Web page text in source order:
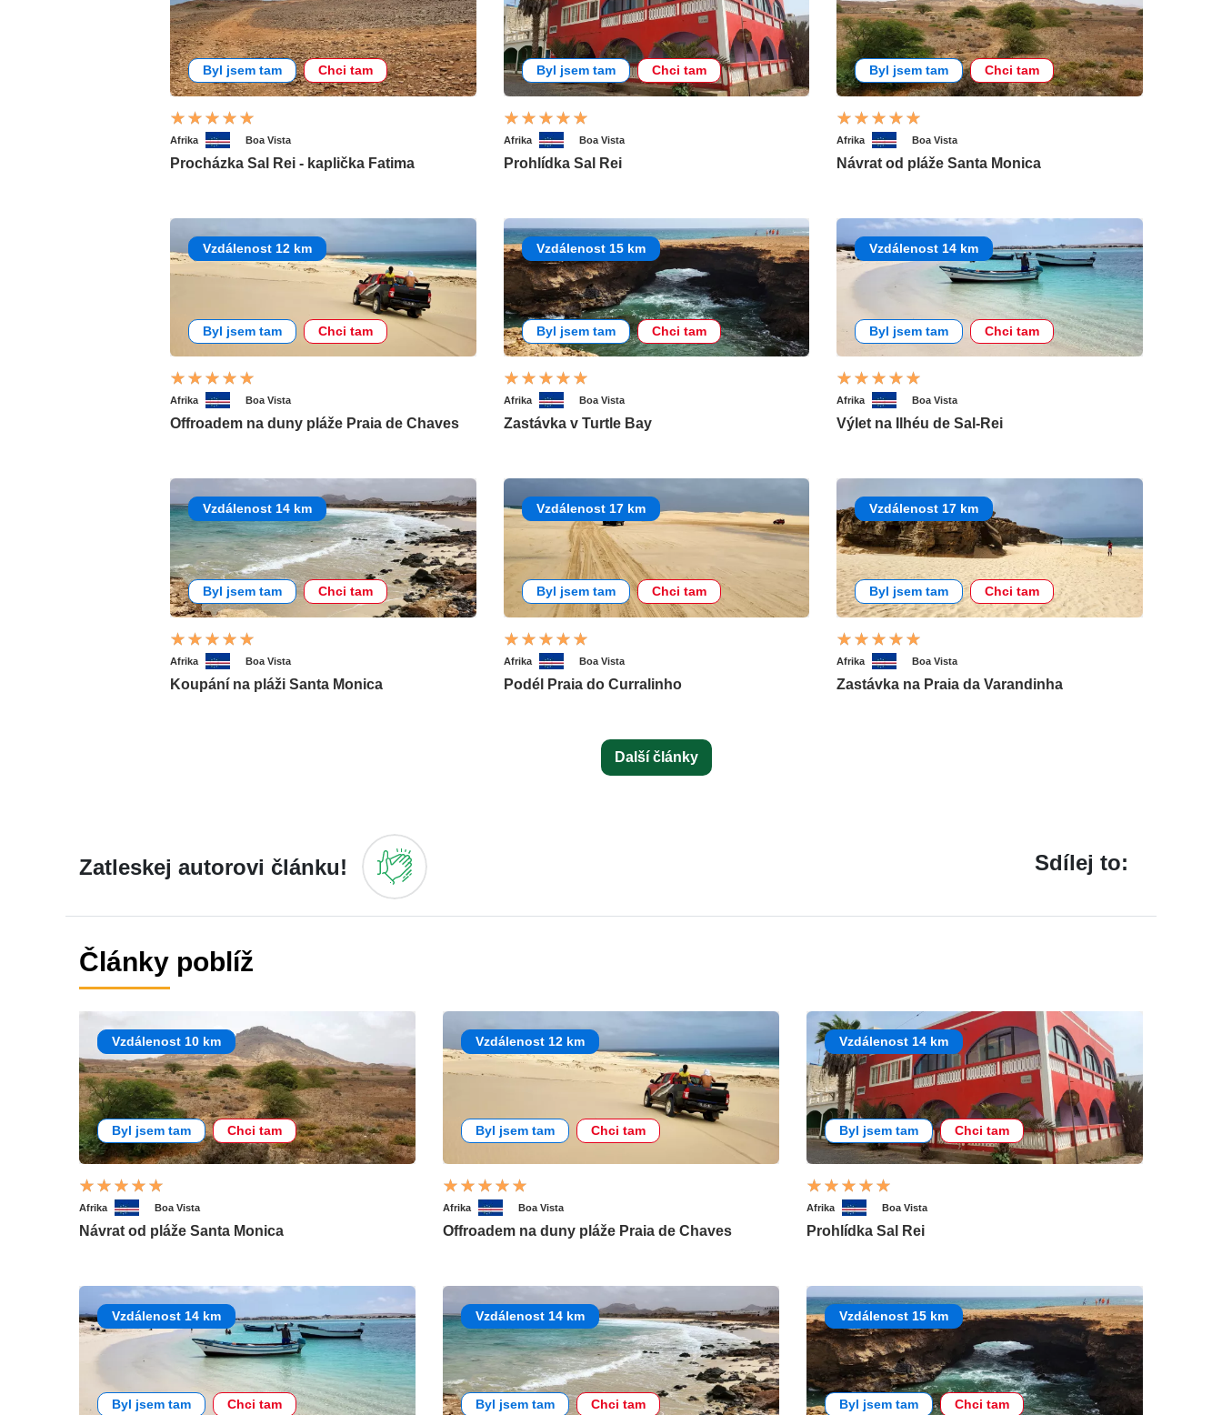
Byl jsem tam Chci tam
Afrika Boa Vista
Procházka Sal Rei - kaplička Fatima
Byl jsem tam Chci tam
Afrika Boa Vista
Prohlídka Sal Rei
Byl jsem tam Chci tam
Afrika Boa Vista
Návrat od pláže Santa Monica
Vzdálenost 12 km
Byl jsem tam Chci tam
Afrika Boa Vista
Offroadem na duny pláže Praia de Chaves
Vzdálenost 15 km
Byl jsem tam Chci tam
Afrika Boa Vista
Zastávka v Turtle Bay
Vzdálenost 14 km
Byl jsem tam Chci tam
Afrika Boa Vista
Výlet na Ilhéu de Sal-Rei
Vzdálenost 14 km
Byl jsem tam Chci tam
Afrika Boa Vista
Koupání na pláži Santa Monica
Vzdálenost 17 km
Byl jsem tam Chci tam
Afrika Boa Vista
Podél Praia do Curralinho
Vzdálenost 17 km
Byl jsem tam Chci tam
Afrika Boa Vista
Zastávka na Praia da Varandinha
Další články
Zatleskej autorovi článku! Sdílej to:
Články poblíž
Vzdálenost 10 km
Byl jsem tam Chci tam
Afrika Boa Vista
Návrat od pláže Santa Monica
Vzdálenost 12 km
Byl jsem tam Chci tam
Afrika Boa Vista
Offroadem na duny pláže Praia de Chaves
Vzdálenost 14 km
Byl jsem tam Chci tam
Afrika Boa Vista
Prohlídka Sal Rei
Vzdálenost 14 km
Byl jsem tam Chci tam
Vzdálenost 14 km
Byl jsem tam Chci tam
Vzdálenost 15 km
Byl jsem tam Chci tam